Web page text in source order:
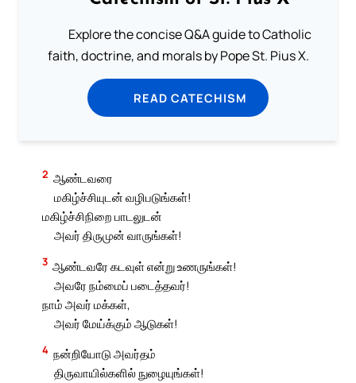
Explore the concise Q&A guide to Catholic
faith, doctrine, and morals by Pope St. Pius X.
READ CATECHISM
2 ஆண்டவரை
மகிழ்ச்சியுடன் வழிபடுங்கள்!
மகிழ்ச்சிநிறை பாடலுடன்
அவர் திருமுன் வாருங்கள்!
3 ஆண்டவரே கடவுள் என்று உணருங்கள்!
அவரே நம்மைப் படைத்தவர்!
நாம் அவர் மக்கள்,
அவர் மேய்க்கும் ஆடுகள்!
4 நன்றியோடு அவர்தம்
திருவாயில்களில் நுழையுங்கள்!